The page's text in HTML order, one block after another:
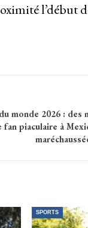
l’début
monde 2026 : des
fan piaculaire à
SPORTS